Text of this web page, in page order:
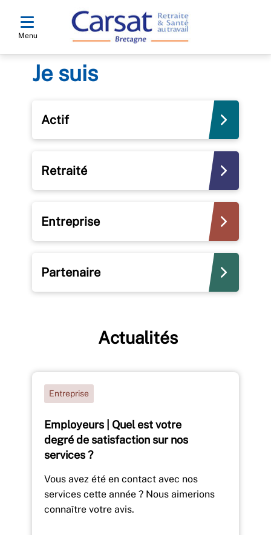
Menu
Je suis
Actif
Retraité
Entreprise
Partenaire
Actualités
Employeurs | Quel est votre
degré de satisfaction sur nos
services ?
Entreprise
Vous avez été en contact avec nos
services cette année ? Nous aimerions
connaître votre avis.